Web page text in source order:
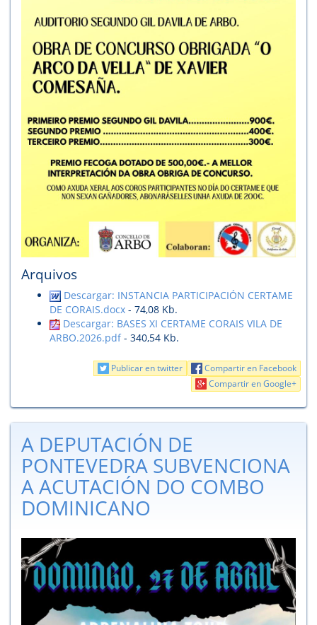
Arquivos
Descargar: INSTANCIA PARTICIPACIÓN CERTAME
DE CORAIS.docx - 74,08 Kb.
Descargar: BASES XI CERTAME CORAIS VILA DE
ARBO.2026.pdf- 340,54 Kb.
Compartir en Facebook
Publicar en twitter
Compartir en Google+
A DEPUTACIÓN DE
PONTEVEDRA SUBVENCIONA
A ACUTACIÓN DO COMBO
DOMINICANO